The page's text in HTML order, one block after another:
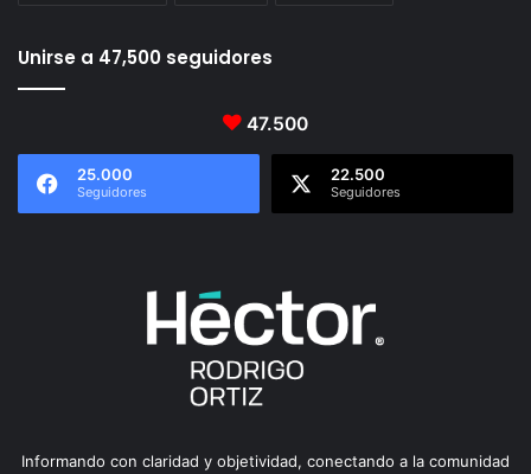
Unirse a 47,500 seguidores
47.500
25.000
Seguidores
22.500
Seguidores
Informando con claridad y objetividad, conectando a la comunidad